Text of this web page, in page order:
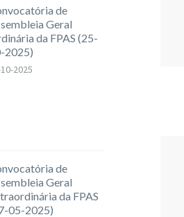
de
Geral
da FPAS (25-
2025)
2025
de
Geral
da FPAS
05-2025)